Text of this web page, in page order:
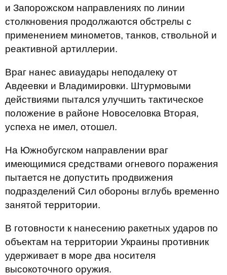
и Запорожском направлениях по линии
столкновения продолжаются обстрелы с
применением минометов, танков, ствольной и
реактивной артиллерии.
Враг нанес авиаудары неподалеку от
Авдеевки и Владимировки. Штурмовыми
действиями пытался улучшить тактическое
положение в районе Новоселовка Вторая,
успеха не имел, отошел.
На Южнобугском направлении враг
имеющимися средствами огневого поражения
пытается не допустить продвижения
подразделений Сил обороны вглубь временно
занятой территории.
В готовности к нанесению ракетных ударов по
объектам на территории Украины противник
удерживает в море два носителя
высокоточного оружия.